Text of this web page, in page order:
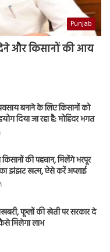
Punjab
और किसानों की आय
बनाने के लिए किसानों को
दिया जा रहा है: मोहिंदर भगत
की पहचान, मिलेंगे भरपूर
का झंझट खत्म, ऐसे करें अप्लाई
फूलों की खेती पर सरकार दे
मिलेगा लाभ